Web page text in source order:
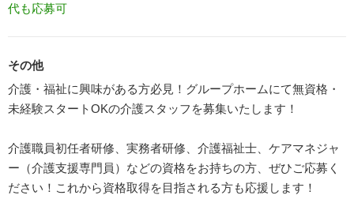
代も応募可
その他
介護・福祉に興味がある方必見！グループホームにて無資格・
未経験スタートOKの介護スタッフを募集いたします！
介護職員初任者研修、実務者研修、介護福祉士、ケアマネジャ
ー（介護支援専門員）などの資格をお持ちの方、ぜひご応募く
ださい！これから資格取得を目指される方も応援します！